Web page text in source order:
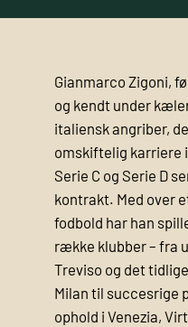
Gianmarco Zigoni,
og kendt under
italiensk angriber,
omskiftelig karriere
Serie C og Serie D
kontrakt. Med over
fodbold har han
række klubber – fra
Treviso og det
Milan til succesrige
ophold i Venezia,